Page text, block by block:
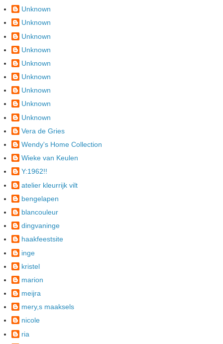
Unknown
Unknown
Unknown
Unknown
Unknown
Unknown
Unknown
Unknown
Unknown
Vera de Gries
Wendy's Home Collection
Wieke van Keulen
Y:1962!!
atelier kleurrijk vilt
bengelapen
blancouleur
dingvaninge
haakfeestsite
inge
kristel
marion
meijra
mery,s maaksels
nicole
ria